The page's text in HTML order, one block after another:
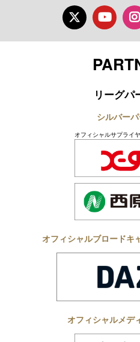
TwitterYoutube
リーグパ
シルバー
オフィシャルサプライ
オフィシャルブロードキ
オフィシャルメデ